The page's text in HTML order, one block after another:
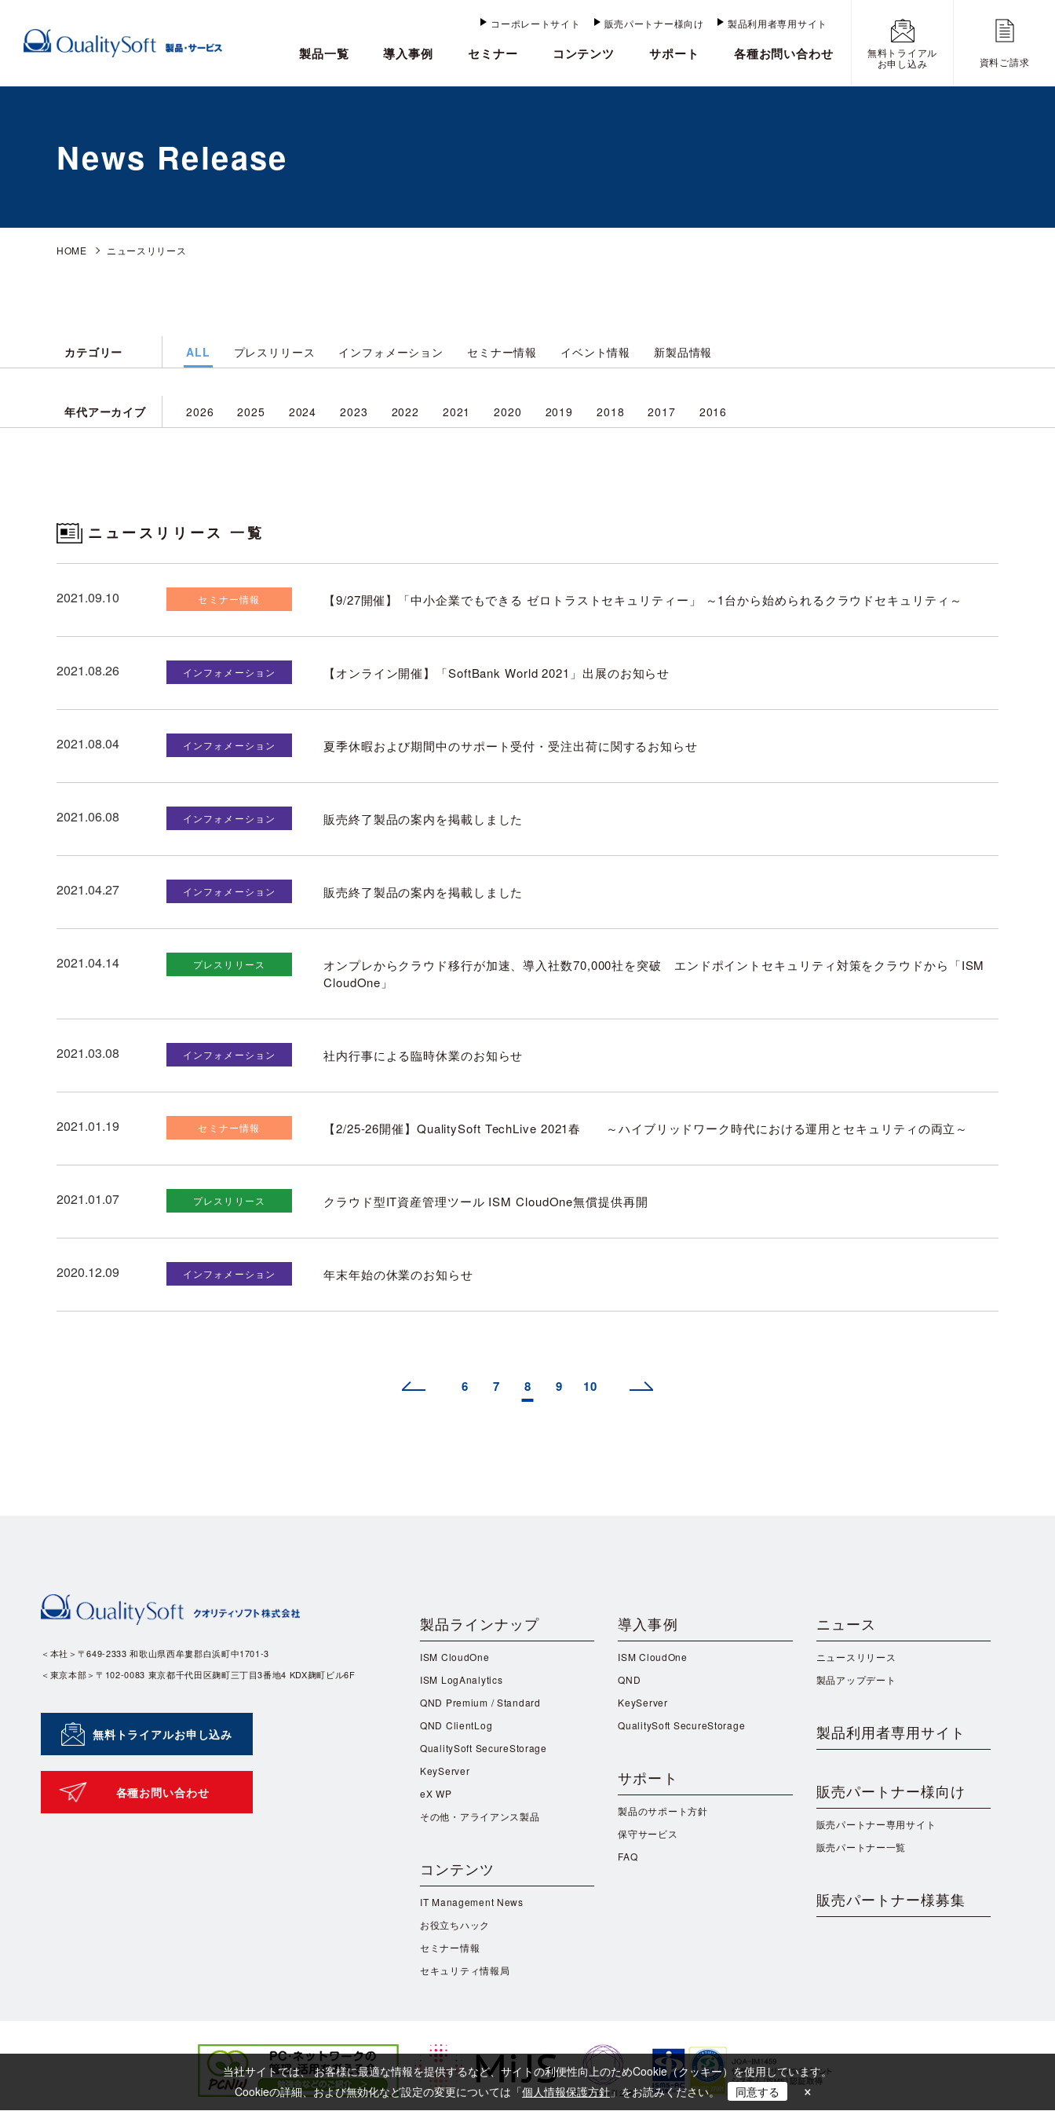
コーポレートサイト 販売パートナー様向け 製品利用者専用サイト
製品一覧 導入事例 セミナー コンテンツ サポート 各種お問い合わせ
無料トライアル
お申し込み
資料ご請求
News Release
HOME ニュースリリース
カテゴリー ALL プレスリリース インフォメーション セミナー情報 イベント情報 新製品情報
年代アーカイブ 2026 2025 2024 2023 2022 2021 2020 2019 2018 2017 2016
ニュースリリース 一覧
2021.09.10 セミナー情報 【9/27開催】「中小企業でもできる ゼロトラストセキュリティー」 ～1台から始められるクラウドセキュリティ～
2021.08.26 インフォメーション 【オンライン開催】「SoftBank World 2021」出展のお知らせ
2021.08.04 インフォメーション 夏季休暇および期間中のサポート受付・受注出荷に関するお知らせ
2021.06.08 インフォメーション 販売終了製品の案内を掲載しました
2021.04.27 インフォメーション 販売終了製品の案内を掲載しました
2021.04.14 プレスリリース
オンプレからクラウド移行が加速、導入社数70,000社を突破 エンドポイントセキュリティ対策をクラウドから「ISM
CloudOne」
2021.03.08 インフォメーション 社内行事による臨時休業のお知らせ
2021.01.19 セミナー情報 【2/25-26開催】QualitySoft TechLive 2021春 ～ハイブリッドワーク時代における運用とセキュリティの両立～
2021.01.07 プレスリリース クラウド型IT資産管理ツール ISM CloudOne無償提供再開
2020.12.09 インフォメーション 年末年始の休業のお知らせ
6 7 8 9 10
＜本社＞〒649-2333 和歌山県西牟婁郡白浜町中1701-3
＜東京本部＞〒102-0083 東京都千代田区麹町三丁目3番地4 KDX麹町ビル6F
無料トライアルお申し込み
各種お問い合わせ
製品ラインナップ
ISM CloudOne
ISM LogAnalytics
QND Premium / Standard
QND ClientLog
QualitySoft SecureStorage
KeyServer
eX WP
その他・アライアンス製品
コンテンツ
IT Management News
お役立ちハック
セミナー情報
セキュリティ情報局
導入事例
ISM CloudOne
QND
KeyServer
QualitySoft SecureStorage
サポート
製品のサポート方針
保守サービス
FAQ
ニュース
ニュースリリース
製品アップデート
製品利用者専用サイト
販売パートナー様向け
販売パートナー専用サイト
販売パートナー一覧
販売パートナー様募集
当社サイトでは、 お客様に最適な情報を提供するなど、サイトの利便性向上のためCookie（クッキー）を使用しています。
Cookieの詳細、および無効化など設定の変更については「個人情報保護方針」をお読みください。 同意する ×